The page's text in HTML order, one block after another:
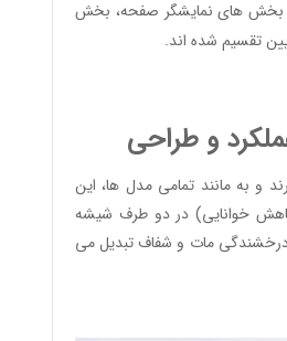
بخش های نمایشگر صفحه، بخش
تقسیم شده اند.
و طراحی
به مانند تمامی مدل ها، این
خوانایی) در دو طرف شیشه
درخشندگی مات و شفاف تبدیل می